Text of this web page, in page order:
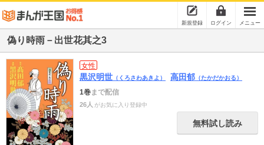
新規登録 ログイン メニュー
偽り時雨－出世花其之3
女性
黒沢明世 （くろさわあきよ） 高田郁 （たかだかおる）
1巻まで配信
26人 がお気に入り登録中
無料試し読み